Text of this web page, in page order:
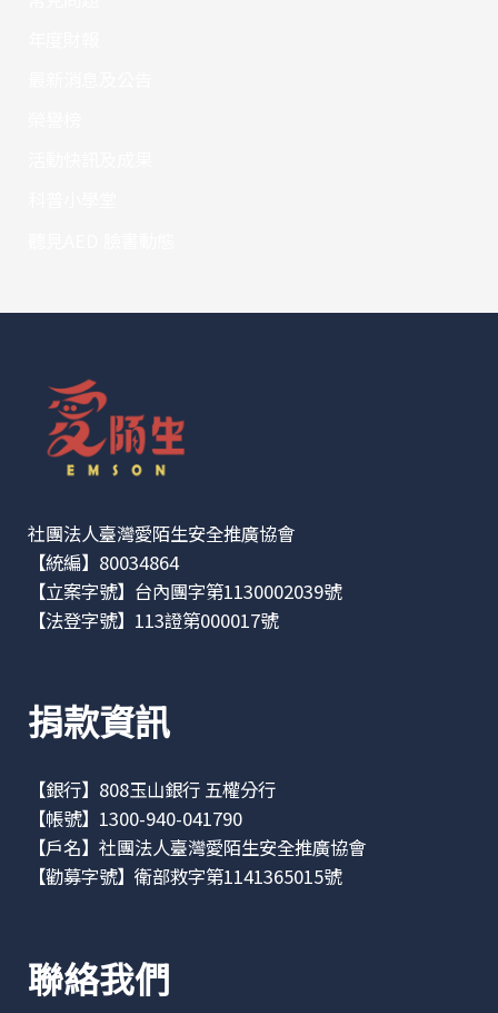
社團法人臺灣愛陌生安全推廣協會
【統編】80034864
【立案字號】台內團字第1130002039號
【法登字號】113證第000017號
捐款資訊
【銀行】808玉山銀行 五權分行
【帳號】1300-940-041790
【戶名】社團法人臺灣愛陌生安全推廣協會
【勸募字號】衛部救字第1141365015號
聯絡我們